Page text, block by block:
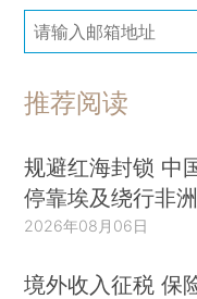
推荐阅读
规避红海封锁 中
停靠埃及绕行非洲
2026年08月06日
境外收入征税 保